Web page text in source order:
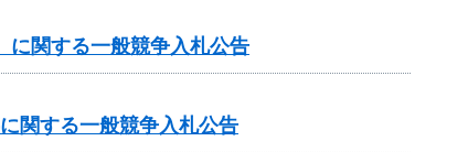
に関する一般競争入札公告
関する一般競争入札公告